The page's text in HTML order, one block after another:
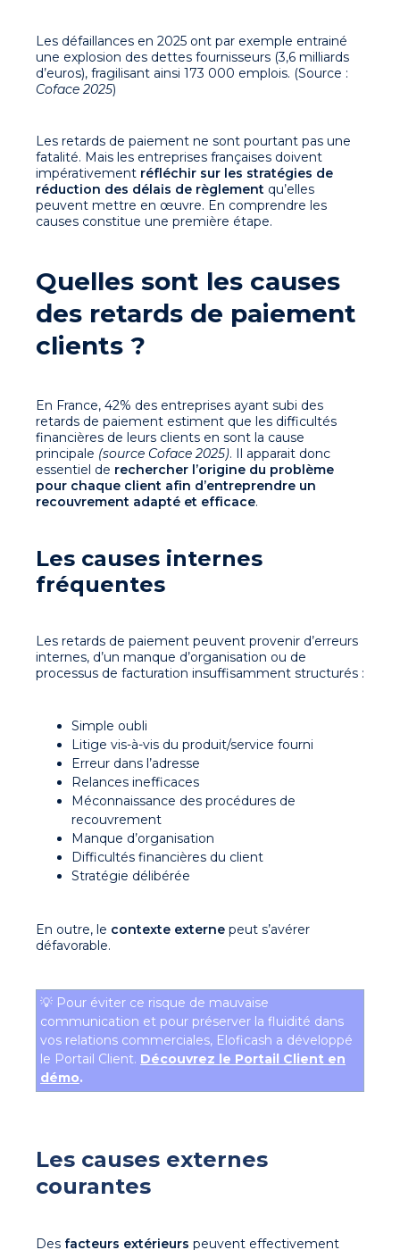
Les défaillances en 2025 ont par exemple entrainé
une explosion des dettes fournisseurs (3,6 milliards
d’euros), fragilisant ainsi 173 000 emplois. (Source :
Coface 2025)
Les retards de paiement ne sont pourtant pas une
fatalité. Mais les entreprises françaises doivent
impérativement réfléchir sur les stratégies de
réduction des délais de règlement qu’elles
peuvent mettre en œuvre. En comprendre les
causes constitue une première étape.
Quelles sont les causes
des retards de paiement
clients ?
En France, 42% des entreprises ayant subi des
retards de paiement estiment que les difficultés
financières de leurs clients en sont la cause
principale (source Coface 2025). Il apparait donc
essentiel de rechercher l’origine du problème
pour chaque client afin d’entreprendre un
recouvrement adapté et efficace.
Les causes internes
fréquentes
Les retards de paiement peuvent provenir d’erreurs
internes, d’un manque d’organisation ou de
processus de facturation insuffisamment structurés :
Simple oubli
Litige vis-à-vis du produit/service fourni
Erreur dans l’adresse
Relances inefficaces
Méconnaissance des procédures de
recouvrement
Manque d’organisation
Difficultés financières du client
Stratégie délibérée
En outre, le contexte externe peut s’avérer
défavorable.
💡 Pour éviter ce risque de mauvaise
communication et pour préserver la fluidité dans
vos relations commerciales, Eloficash a développé
le Portail Client. Découvrez le Portail Client en
démo.
Les causes externes
courantes
Des facteurs extérieurs peuvent effectivement